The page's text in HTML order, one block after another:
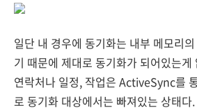
일단 내 경우에 동기화는 내부 메모리
기 때문에 제대로 동기화가 되어있는게
연락처나 일정, 작업은 ActiveSync를
로 동기화 대상에서는 빠져있는 상태다.